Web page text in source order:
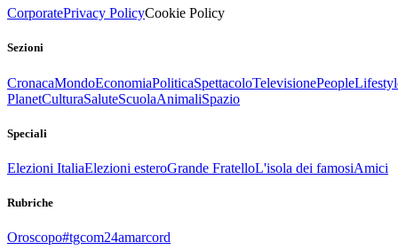
CorporatePrivacy PolicyCookie Policy
Sezioni
CronacaMondoEconomiaPoliticaSpettacoloTelevisionePeople
PlanetCulturaSaluteScuolaAnimaliSpazio
Speciali
Elezioni ItaliaElezioni esteroGrande FratelloL'isola dei famosiAmici
Rubriche
Oroscopo#tgcom24amarcord